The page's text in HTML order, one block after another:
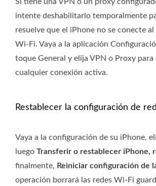
Si tiene una VPN o un proxy
intente deshabilitarlo temporalmente
resuelve que el iPhone no se conecte
Wi-Fi. Vaya a la aplicación
toque General y elija VPN o Proxy para
cualquier conexión activa.
Restablecer la configuración de
Vaya a la configuración de su iPhone,
luego Transferir o restablecer iPhone,
finalmente, Reiniciar configuración de
operación borrará las redes Wi-Fi